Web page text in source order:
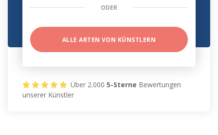
ODER
ALLE ARTEN VON KÜNSTLERN
Über 2.0005-Sterne Bewertungen
unserer Künstler